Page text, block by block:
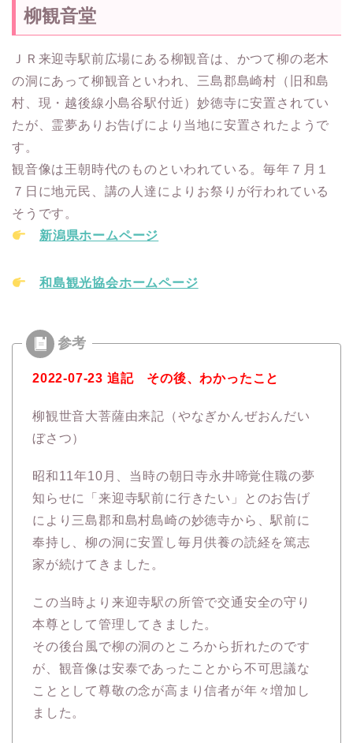
柳観音堂
ＪＲ来迎寺駅前広場にある柳観音は、かつて柳の老木
の洞にあって柳観音といわれ、三島郡島崎村（旧和島
村、現・越後線小島谷駅付近）妙徳寺に安置されてい
たが、霊夢ありお告げにより当地に安置されたようで
す。
観音像は王朝時代のものといわれている。毎年７月１
７日に地元民、講の人達によりお祭りが行われている
そうです。
新潟県ホームページ
和島観光協会ホームページ
2022-07-23 追記 その後、わかったこと
柳観世音大菩薩由来記（やなぎかんぜおんだい
ぼさつ）
昭和11年10月、当時の朝日寺永井啼覚住職の夢
知らせに「来迎寺駅前に行きたい」とのお告げ
により三島郡和島村島崎の妙徳寺から、駅前に
奉持し、柳の洞に安置し毎月供養の読経を篤志
家が続けてきました。
この当時より来迎寺駅の所管で交通安全の守り
本尊として管理してきました。
その後台風で柳の洞のところから折れたのです
が、観音像は安泰であったことから不可思議な
こととして尊敬の念が高まり信者が年々増加し
ました。